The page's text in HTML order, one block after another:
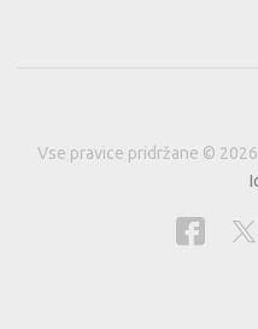
Vse pravice pridržane ©